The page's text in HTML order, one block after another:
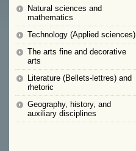
Natural sciences and
mathematics
Technology (Applied sciences)
The arts fine and decorative
arts
Literature (Bellets-lettres) and
rhetoric
Geography, history, and
auxiliary disciplines